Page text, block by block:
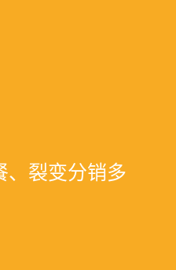
智能预约分
化方案定
裂变分销多
排、会员管